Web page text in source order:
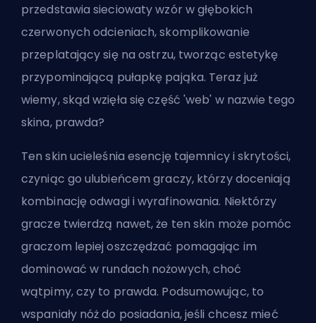
przedstawia sieciowaty wzór w głębokich
czerwonych odcieniach, skomplikowanie
przeplatający się na ostrzu, tworząc estetykę
przypominającą pułapkę pająka. Teraz już
wiemy, skąd wzięła się część 'web' w nazwie tego
skina, prawda?
Ten skin ucieleśnia esencję tajemnicy i skrytości,
czyniąc go ulubieńcem graczy, którzy doceniają
kombinację odwagi i wyrafinowania. Niektórzy
gracze twierdzą nawet, że ten skin może pomóc
graczom lepiej oszczędzać pomagając im
dominować w rundach nożowych, choć
wątpimy, czy to prawda. Podsumowując, to
wspaniały nóż do posiadania, jeśli chcesz mieć